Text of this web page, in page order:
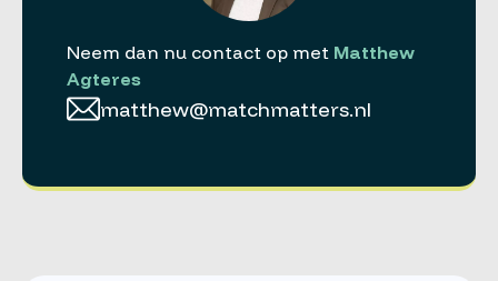
Neem dan nu contact op met Matthew
Agteres
matthew@matchmatters.nl